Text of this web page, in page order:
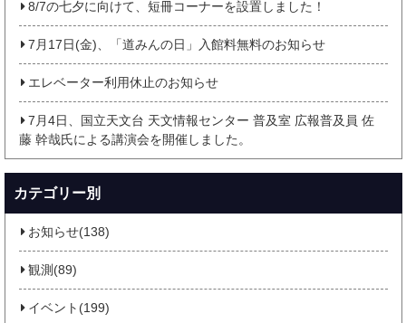
8/7の七夕に向けて、短冊コーナーを設置しました！
7月17日(金)、「道みんの日」入館料無料のお知らせ
エレベーター利用休止のお知らせ
7月4日、国立天文台 天文情報センター 普及室 広報普及員 佐
藤 幹哉氏による講演会を開催しました。
カテゴリー別
お知らせ(138)
観測(89)
イベント(199)